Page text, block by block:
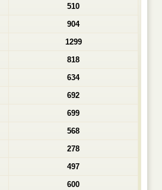
510
904
1299
818
634
692
699
568
278
497
600